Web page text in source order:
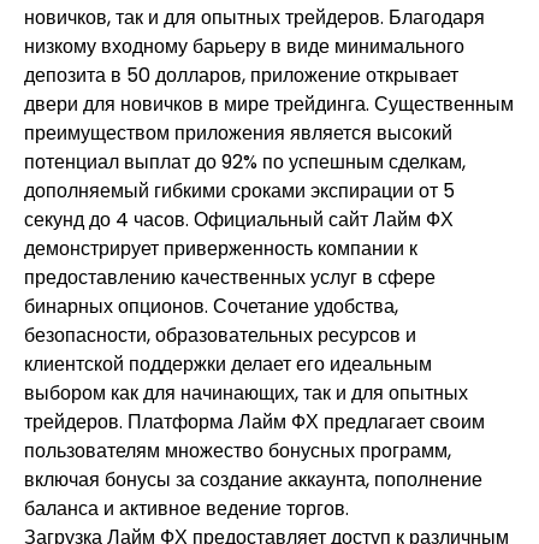
новичков, так и для опытных трейдеров. Благодаря
низкому входному барьеру в виде минимального
депозита в 50 долларов, приложение открывает
двери для новичков в мире трейдинга. Существенным
преимуществом приложения является высокий
потенциал выплат до 92% по успешным сделкам,
дополняемый гибкими сроками экспирации от 5
секунд до 4 часов. Официальный сайт Лайм ФХ
демонстрирует приверженность компании к
предоставлению качественных услуг в сфере
бинарных опционов. Сочетание удобства,
безопасности, образовательных ресурсов и
клиентской поддержки делает его идеальным
выбором как для начинающих, так и для опытных
трейдеров. Платформа Лайм ФХ предлагает своим
пользователям множество бонусных программ,
включая бонусы за создание аккаунта, пополнение
баланса и активное ведение торгов.
Загрузка Лайм ФХ предоставляет доступ к различным